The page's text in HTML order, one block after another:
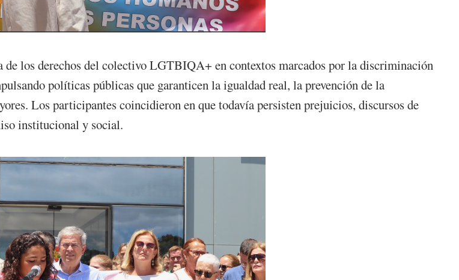
de los derechos del colectivo LGTBIQA+ en contextos marcados por la discriminación
políticas públicas que garanticen la igualdad real, la prevención de la
Los participantes coincidieron en que todavía persisten prejuicios, discursos de
institucional y social.